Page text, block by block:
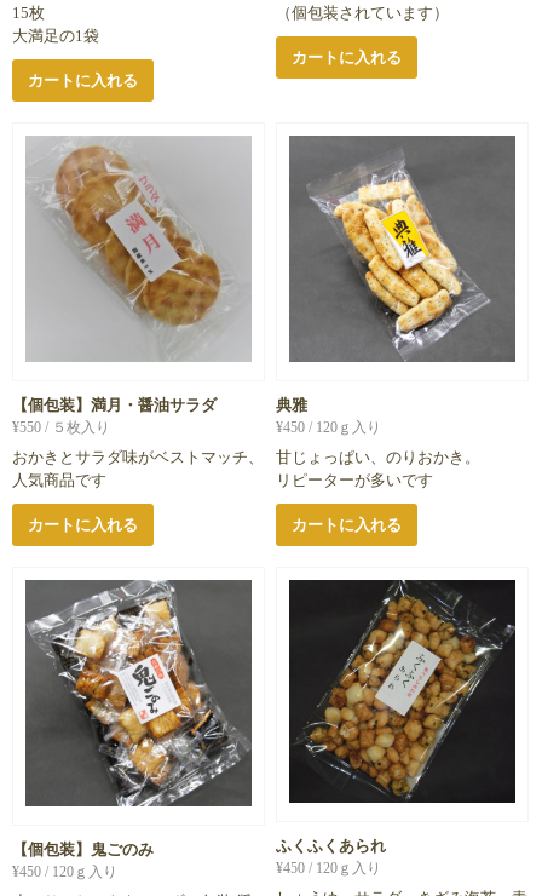
15枚
大満足の1袋
カートに入れる
（個包装されています）
カートに入れる
【個包装】満月・醤油サラダ
¥550 / ５枚入り
おかきとサラダ味がベストマッチ、
人気商品です
カートに入れる
典雅
¥450 / 120ｇ入り
甘じょっぱい、のりおかき。
リピーターが多いです
カートに入れる
【個包装】鬼ごのみ
¥450 / 120ｇ入り
ふくふくあられ
¥450 / 120ｇ入り